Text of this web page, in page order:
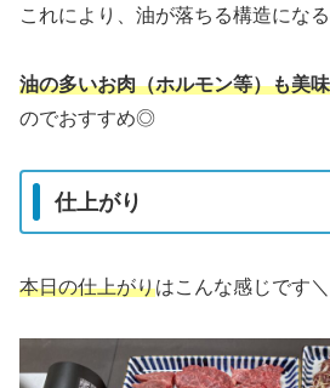
これにより、油が落ちる構造にな
油の多いお肉（ホルモン等）も美
のでおすすめ◎
仕上がり
本日の仕上がりはこんな感じです